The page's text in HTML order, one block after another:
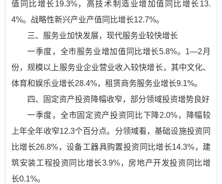
值同比增长19.3%，高技术制造业增加值同比增长13.
4%。战略性新兴产业产值同比增长12.7%。
三、服务业加快发展，现代服务业较快增长
一季度，全市服务业增加值同比增长5.8%。1—2月
份，规模以上服务业企业营业收入较快增长，其中文化、
体育和娱乐业增长28.4%，租赁商务服务业增长9.1%。
四、固定资产投资降幅收窄，部分领域投资增势良好
一季度，全市固定资产投资同比下降2.0%，降幅较
上年全年收窄12.3个百分点。分领域看，基础设施投资同
比增长26.8%，设备工器具购置投资同比增长14.3%，建
筑安装工程投资同比增长3.9%，房地产开发投资同比增
长0.1%。